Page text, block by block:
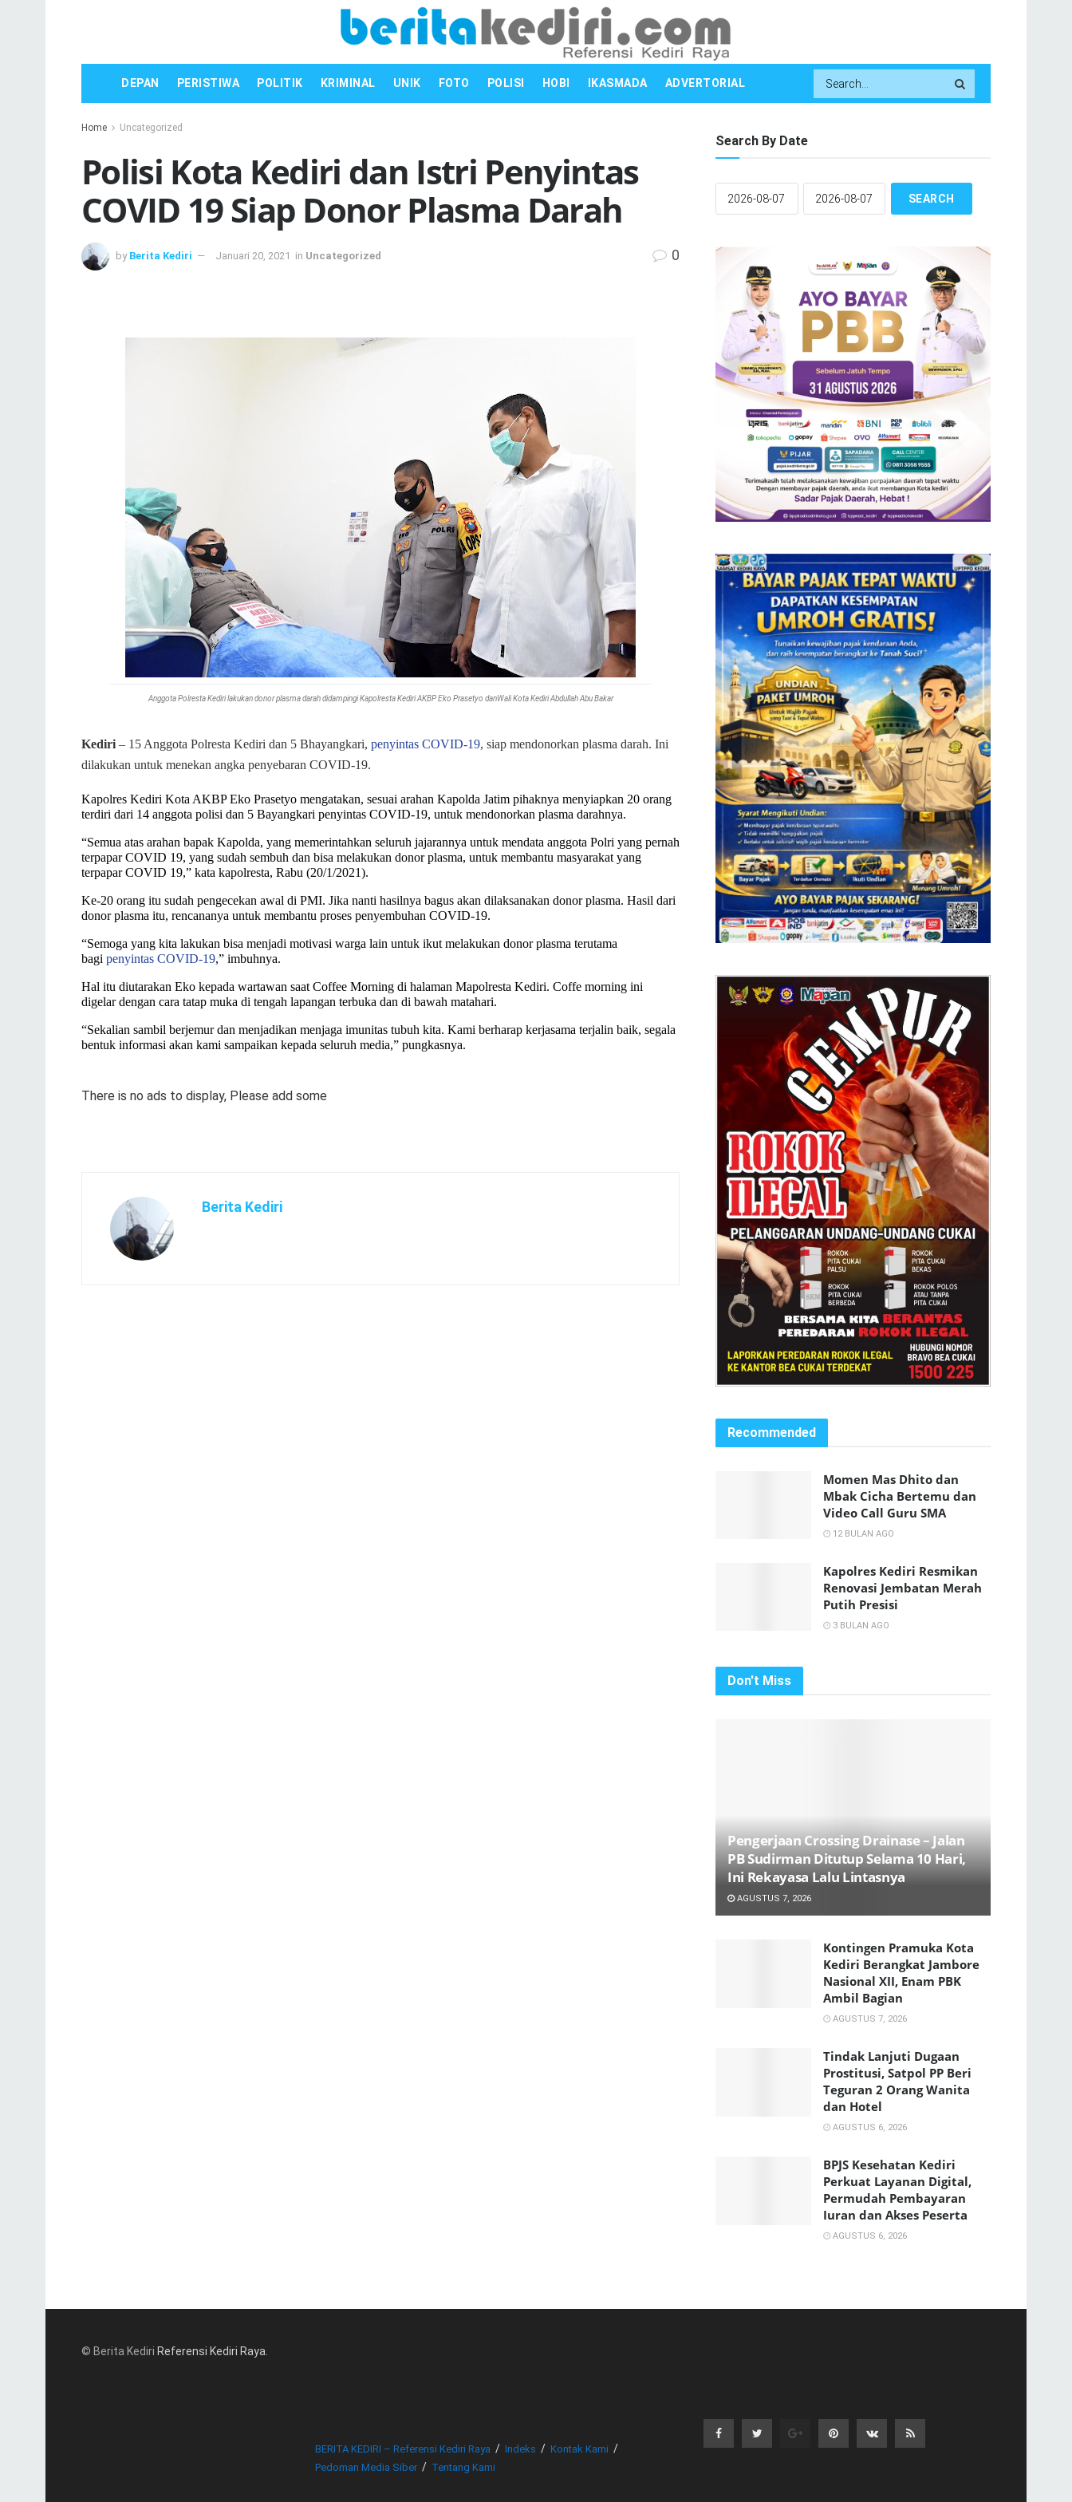
DEPAN PERISTIWA POLITIK KRIMINAL UNIK FOTO POLISI HOBI IKASMADA ADVERTORIAL
Home Uncategorized
Polisi Kota Kediri dan Istri Penyintas
COVID 19 Siap Donor Plasma Darah
by Berita Kediri Januari 20, 2021 in Uncategorized 0
Anggota Polresta Kediri lakukan donor plasma darah didampingi Kapolresta Kediri AKBP Eko Prasetyo danWali Kota Kediri Abdullah Abu Bakar
Kediri – 15 Anggota Polresta Kediri dan 5 Bhayangkari, penyintas COVID-19, siap mendonorkan plasma darah. Ini
dilakukan untuk menekan angka penyebaran COVID-19.
Kapolres Kediri Kota AKBP Eko Prasetyo mengatakan, sesuai arahan Kapolda Jatim pihaknya menyiapkan 20 orang
terdiri dari 14 anggota polisi dan 5 Bayangkari penyintas COVID-19, untuk mendonorkan plasma darahnya.
“Semua atas arahan bapak Kapolda, yang memerintahkan seluruh jajarannya untuk mendata anggota Polri yang pernah
terpapar COVID 19, yang sudah sembuh dan bisa melakukan donor plasma, untuk membantu masyarakat yang
terpapar COVID 19,” kata kapolresta, Rabu (20/1/2021).
Ke-20 orang itu sudah pengecekan awal di PMI. Jika nanti hasilnya bagus akan dilaksanakan donor plasma. Hasil dari
donor plasma itu, rencananya untuk membantu proses penyembuhan COVID-19.
“Semoga yang kita lakukan bisa menjadi motivasi warga lain untuk ikut melakukan donor plasma terutama
bagi penyintas COVID-19,” imbuhnya.
Hal itu diutarakan Eko kepada wartawan saat Coffee Morning di halaman Mapolresta Kediri. Coffe morning ini
digelar dengan cara tatap muka di tengah lapangan terbuka dan di bawah matahari.
“Sekalian sambil berjemur dan menjadikan menjaga imunitas tubuh kita. Kami berharap kerjasama terjalin baik, segala
bentuk informasi akan kami sampaikan kepada seluruh media,” pungkasnya.
There is no ads to display, Please add some
Berita Kediri
Search By Date
Recommended
Momen Mas Dhito dan
Mbak Cicha Bertemu dan
Video Call Guru SMA
12 BULAN AGO
Kapolres Kediri Resmikan
Renovasi Jembatan Merah
Putih Presisi
3 BULAN AGO
Don't Miss
Pengerjaan Crossing Drainase – Jalan
PB Sudirman Ditutup Selama 10 Hari,
Ini Rekayasa Lalu Lintasnya
AGUSTUS 7, 2026
Kontingen Pramuka Kota
Kediri Berangkat Jambore
Nasional XII, Enam PBK
Ambil Bagian
AGUSTUS 7, 2026
Tindak Lanjuti Dugaan
Prostitusi, Satpol PP Beri
Teguran 2 Orang Wanita
dan Hotel
AGUSTUS 6, 2026
BPJS Kesehatan Kediri
Perkuat Layanan Digital,
Permudah Pembayaran
Iuran dan Akses Peserta
AGUSTUS 6, 2026
© Berita Kediri Referensi Kediri Raya.
BERITA KEDIRI – Referensi Kediri Raya Indeks
Kontak Kami
Pedoman Media Siber
Tentang Kami